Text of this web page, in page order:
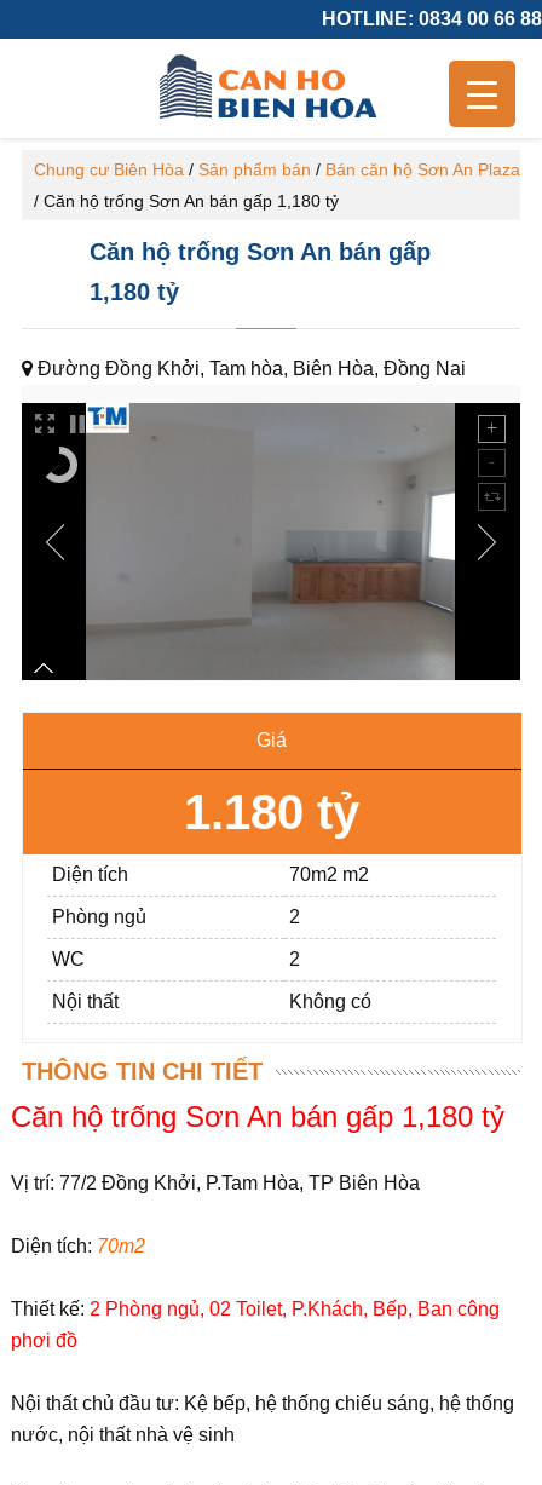
HOTLINE: 0834 00 66 88
Chung cư Biên Hòa / Sản phẩm bán / Bán căn hộ Sơn An Plaza
/ Căn hộ trống Sơn An bán gấp 1,180 tỷ
Căn hộ trống Sơn An bán gấp
1,180 tỷ
Đường Đồng Khởi, Tam hòa, Biên Hòa, Đồng Nai
Giá
1.180 tỷ
Diện tích 70m2 m2
Phòng ngủ 2
WC 2
Nội thất Không có
THÔNG TIN CHI TIẾT
Căn hộ trống Sơn An bán gấp 1,180 tỷ
Vị trí: 77/2 Đồng Khởi, P.Tam Hòa, TP Biên Hòa
Diện tích: 70m2
Thiết kế: 2 Phòng ngủ, 02 Toilet, P.Khách, Bếp, Ban công
phơi đồ
Nội thất chủ đầu tư: Kệ bếp, hệ thống chiếu sáng, hệ thống
nước, nội thất nhà vệ sinh